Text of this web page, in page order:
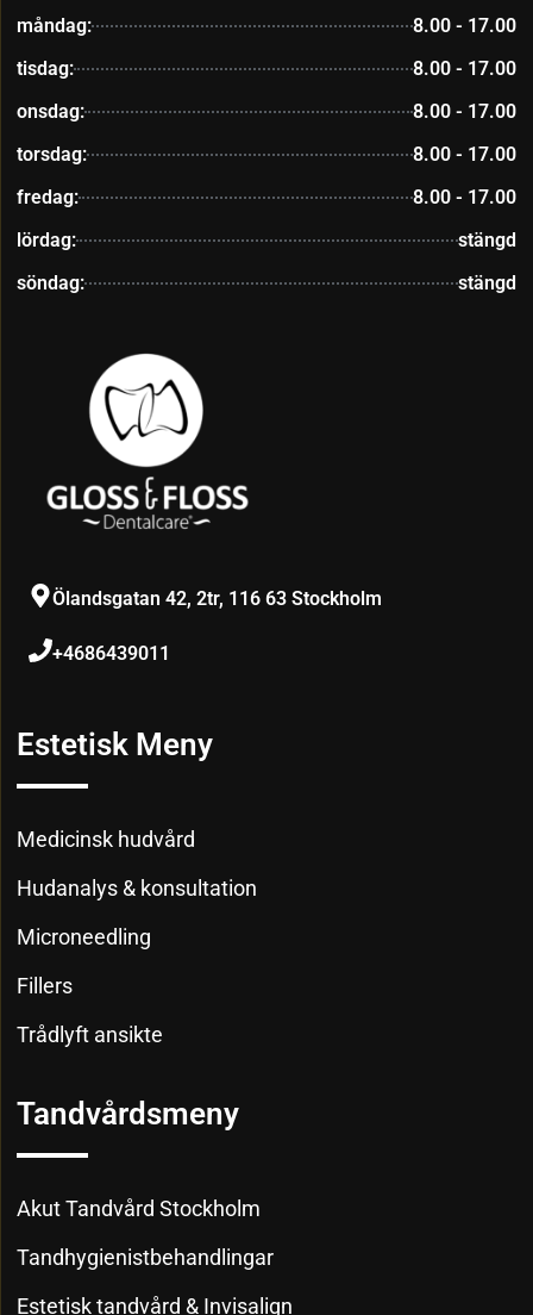
Ölandsgatan 42, 2tr, 116 63 Stockholm
+4686439011
Tandvårdsmeny
Akut Tandvård Stockholm
Tandhygienistbehandlingar
Estetisk tandvård & Invisalign
Estetisk Meny
Medicinsk hudvård
Hudanalys & konsultation
Microneedling
Fillers
Trådlyft ansikte
måndag:
8.00 - 17.00
tisdag:
8.00 - 17.00
onsdag:
8.00 - 17.00
torsdag:
8.00 - 17.00
fredag:
8.00 - 17.00
lördag:
stängd
söndag:
stängd